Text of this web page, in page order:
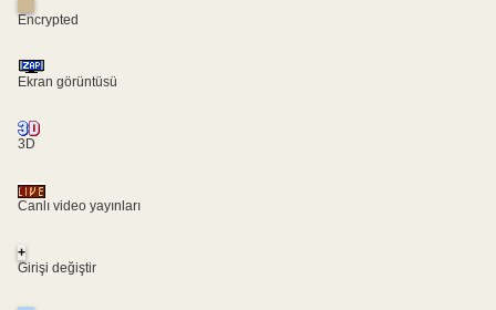
Encrypted
Ekran görüntüsü
3D
Canlı video yayınları
+
Girişi değiştir